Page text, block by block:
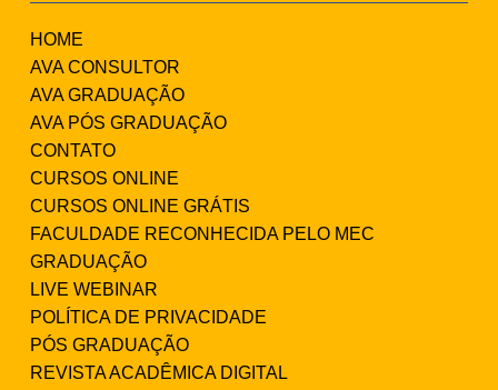
HOME
AVA CONSULTOR
AVA GRADUAÇÃO
AVA PÓS GRADUAÇÃO
CONTATO
CURSOS ONLINE
CURSOS ONLINE GRÁTIS
FACULDADE RECONHECIDA PELO MEC
GRADUAÇÃO
LIVE WEBINAR
POLÍTICA DE PRIVACIDADE
PÓS GRADUAÇÃO
REVISTA ACADÊMICA DIGITAL